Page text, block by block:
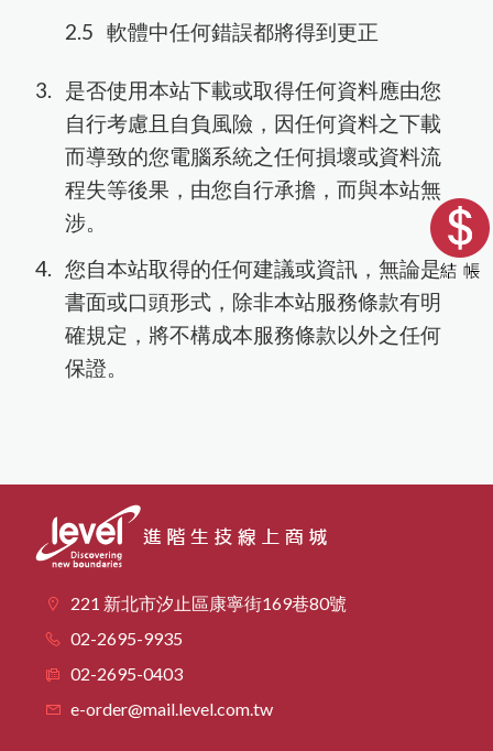
BioRad
軟體中任何錯誤都將得到更正
是否使用本站下載或取得任何資料應由您
自行考慮且自負風險，因任何資料之下載
而導致的您電腦系統之任何損壞或資料流
程失等後果，由您自行承擔，而與本站無
涉。
您自本站取得的任何建議或資訊，無論是
書面或口頭形式，除非本站服務條款有明
確規定，將不構成本服務條款以外之任何
保證。
221 新北市汐止區康寧街169巷80號
02-2695-9935
02-2695-0403
e-order@mail.level.com.tw